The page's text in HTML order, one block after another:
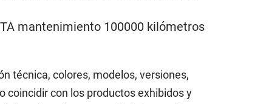
técnica, colores, modelos, versiones,
coincidir con los productos exhibidos y